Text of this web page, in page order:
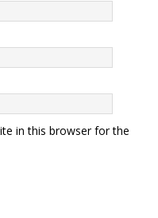
in this browser for the